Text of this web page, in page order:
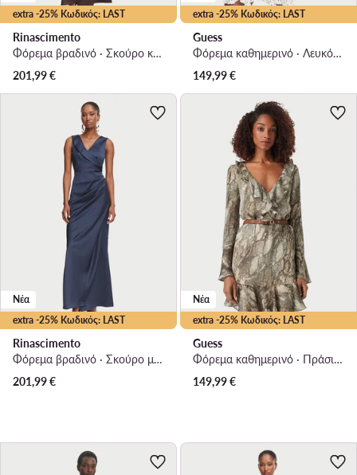
extra -25% Κωδικός: LAST
Rinascimento
Φόρεμα βραδινό · Σκούρο καφέ · Maxi
201,99€
extra -25% Κωδικός: LAST
Guess
Φόρεμα καθημερινό · Λευκό · Mini
149,99€
extra -25% Κωδικός: LAST
Νέα
Rinascimento
Φόρεμα βραδινό · Σκούρο μπλε · Maxi
201,99€
extra -25% Κωδικός: LAST
Νέα
Guess
Φόρεμα καθημερινό · Πράσινο · Mini
149,99€